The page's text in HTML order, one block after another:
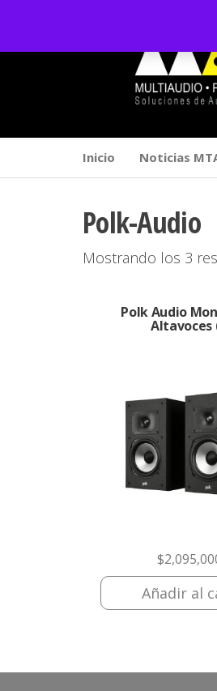
contenido
Inicio Noticias
Polk-Audio
Mostrando los 3
Polk Audio
Altavoces
$
Añadir al